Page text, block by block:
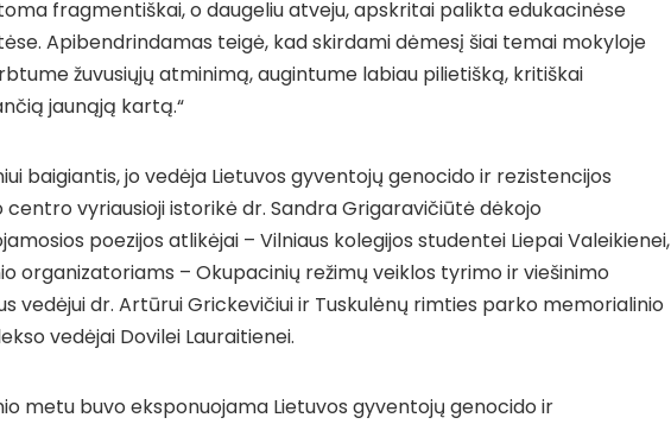
fragmentiškai, o daugeliu atveju, apskritai palikta edukacinėse
Apibendrindamas teigė, kad skirdami dėmesį šiai temai mokyloje
žuvusiųjų atminimą, augintume labiau pilietišką, kritiškai
jaunąją kartą.“
baigiantis, jo vedėja Lietuvos gyventojų genocido ir rezistencijos
centro vyriausioji istorikė dr. Sandra Grigaravičiūtė dėkojo
poezijos atlikėjai – Vilniaus kolegijos studentei Liepai Valeikienei,
organizatoriams – Okupacinių režimų veiklos tyrimo ir viešinimo
vedėjui dr. Artūrui Grickevičiui ir Tuskulėnų rimties parko memorialinio
vedėjai Dovilei Lauraitienei.
metu buvo eksponuojama Lietuvos gyventojų genocido ir